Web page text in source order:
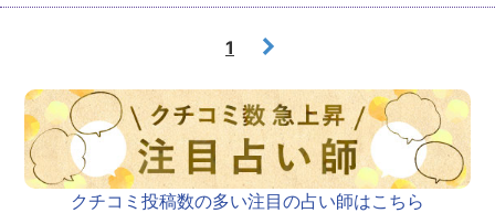
1
クチコミ投稿数の多い注目の占い師はこちら